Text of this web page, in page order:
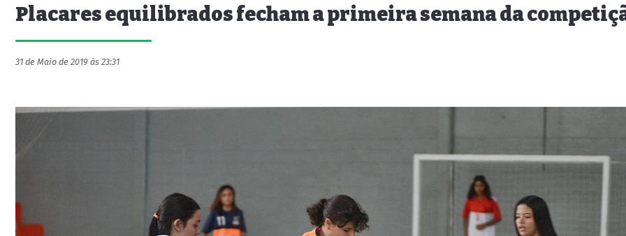
Placares equilibrados fecham a primeira semana da
31 de Maio de 2019 às 23:31